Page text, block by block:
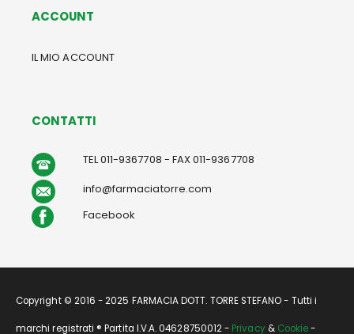
ACCOUNT
IL MIO ACCOUNT
CONTATTI
TEL 011-9367708 - FAX 011-9367708
info@farmaciatorre.com
Facebook
Copyright © 2016 - 2025 FARMACIA DOTT. TORRE STEFANO - Tutti i
marchi registrati ® Partita I.V.A. 04628750012 - Privacy& Cookie-